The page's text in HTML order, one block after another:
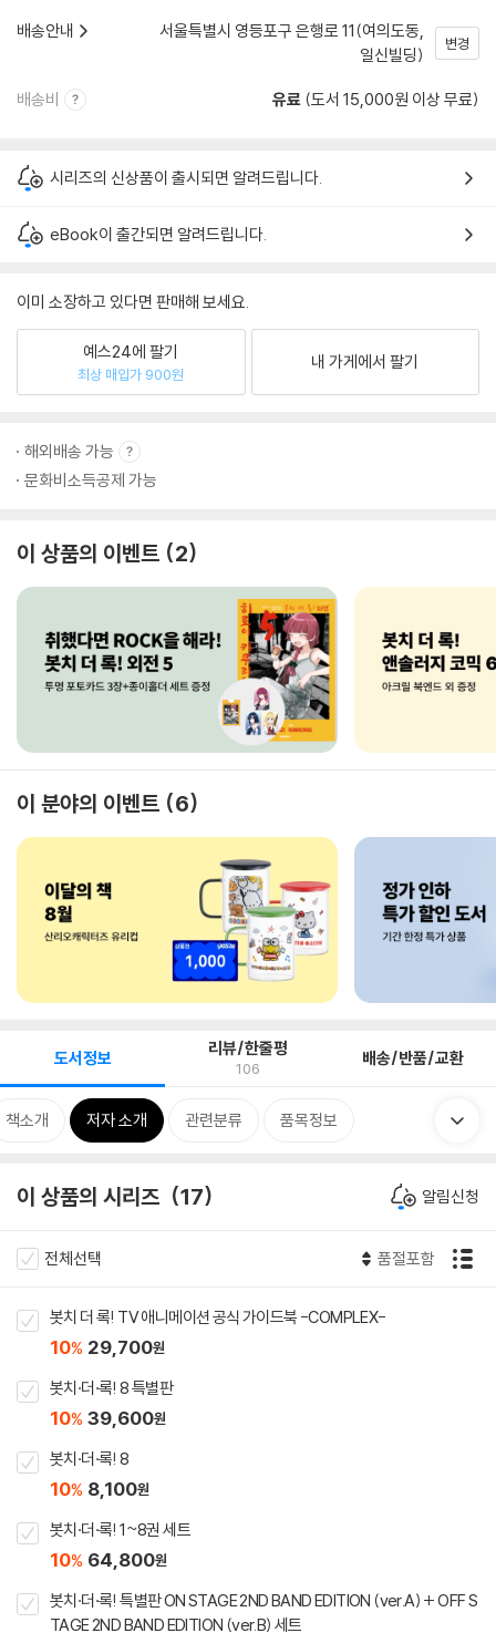
배송안내
서울특별시 영등포구 은행로 11(여의도동,
일신빌딩)
변경
배송비 유료 (도서 15,000원 이상 무료)
시리즈의 신상품이 출시되면 알려드립니다.
eBook이 출간되면 알려드립니다.
이미 소장하고 있다면 판매해 보세요.
예스24에 팔기
최상 매입가 900원
내 가게에서 팔기
해외배송 가능
문화비소득공제 가능
이 상품의 이벤트 2
이 분야의 이벤트 6
도서정보 리뷰/한줄평
106 배송/반품/교환
책소개 저자 소개 관련분류 품목정보
이 상품의 시리즈 17 알림신청
전체선택 품절포함
봇치 더 록! TV 애니메이션 공식 가이드북 -COMPLEX-
10% 29,700원
봇치·더·록! 8 특별판
10% 39,600원
봇치·더·록! 8
10% 8,100원
봇치·더·록! 1~8권 세트
10% 64,800원
봇치·더·록! 특별판 ON STAGE 2ND BAND EDITION (ver.A) + OFF S
TAGE 2ND BAND EDITION (ver.B) 세트